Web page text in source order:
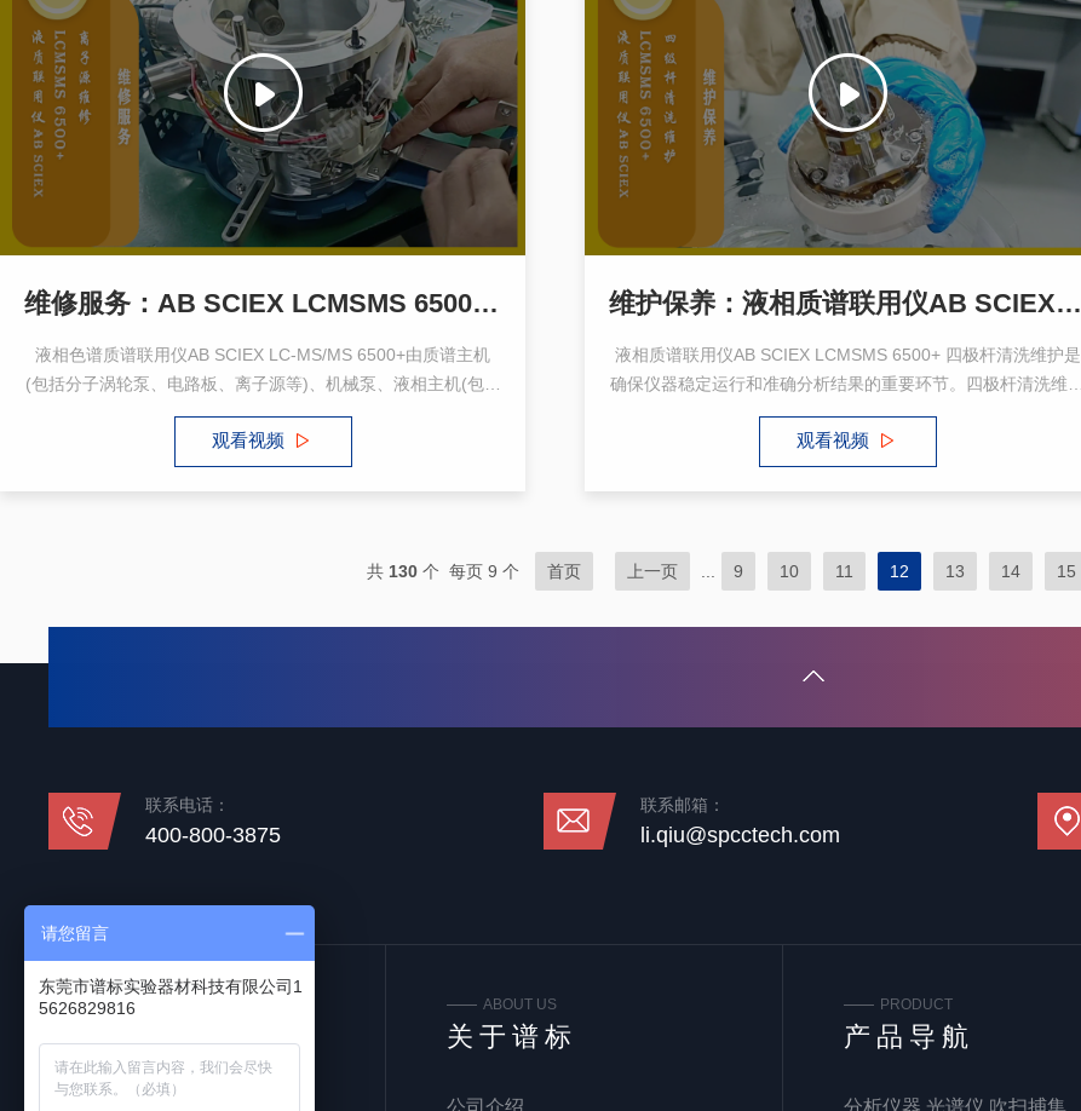
维修服务：AB SCIEX LCMSMS 6500+ 离子源维修
液相色谱质谱联用仪AB SCIEX LC-MS/MS 6500+由质谱主机
(包括分子涡轮泵、电路板、离子源等)、机械泵、液相主机(包括
泵、自动进样器、柱温箱、系统控制器)以及控制电脑等部分组
成。在维修过程中，应严格按照操作规程进行操作，确保维修质
量和仪器性能。同时，定期的维护和保养也是延长仪器使用寿命
观看视频
维护保养：液相质谱联用仪AB SCIEX LCMSMS 6500+ 四极杆清洗维护
液相质谱联用仪AB SCIEX LCMSMS 6500+ 四极杆清洗维护是
确保仪器稳定运行和准确分析结果的重要环节。四极杆清洗维护
需要谱标专业技术人员进行操作，并遵循特定的清洗方法和注意
事项。通过科学的维护和保养，可以确保仪器的稳定运行和准确
分析结果
观看视频
共 130个 每页 9 个 首页 上一页 9 10 11 12 13 14 15
联系电话：
400-800-3875
联系邮箱：
li.qiu@spcctech.com
FOLLOW US
关注我们
ABOUT US
关于谱标
公司介绍
PRODUCT
产品导航
分析仪器 光谱仪 吹扫捕集
请您留言
东莞市谱标实验器材科技有限公司1
5626829816